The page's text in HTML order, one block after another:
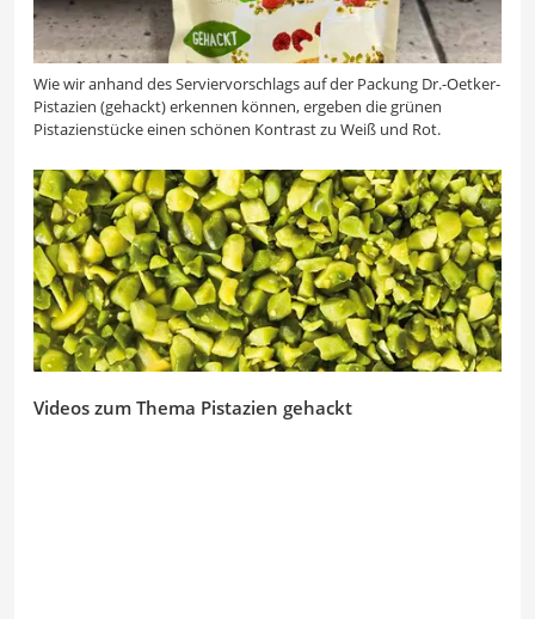
Wie wir anhand des Serviervorschlags auf der Packung Dr.-Oetker-
Pistazien (gehackt) erkennen können, ergeben die grünen
Pistazienstücke einen schönen Kontrast zu Weiß und Rot.
Videos zum Thema Pistazien gehackt